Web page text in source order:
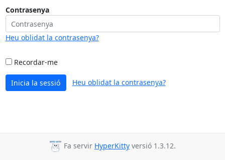
Contrasenya
Heu oblidat la contrasenya?
Recordar-me
Inicia la sessió Heu oblidat la contrasenya?
Fa servir HyperKitty versió 1.3.12.